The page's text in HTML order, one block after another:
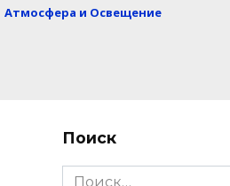
Атмосфера и Освещение
Поиск
Search